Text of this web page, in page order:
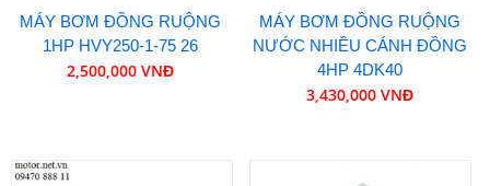
MÁY BƠM ĐỒNG RUỘNG
1HP HVY250-1-75 26
2,500,000 VNĐ
MÁY BƠM ĐỒNG RUỘNG
NƯỚC NHIỀU CÁNH ĐỒNG
4HP 4DK40
3,430,000 VNĐ